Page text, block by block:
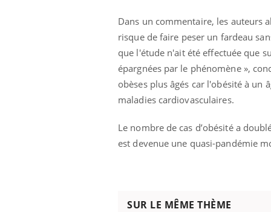
Dans un commentaire, les auteurs
risque de faire peser un fardeau
que l'étude n'ait été effectuée que
épargnées par le phénomène »,
obèses plus âgés car l'obésité à un
maladies cardiovasculaires.
Le nombre de cas d’obésité a
est devenue une quasi-pandémie
SUR LE MÊME THÈME